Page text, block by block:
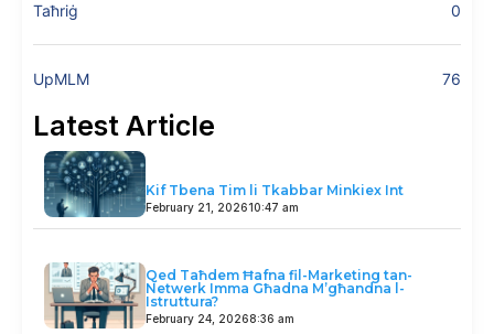
Taħriġ 0
UpMLM 76
Latest Article
February 21, 202610:47 am
Kif Tbena Tim li Tkabbar Minkiex Int
February 24, 20268:36 am
Qed Taħdem Ħafna fil-Marketing tan-
Netwerk Imma Għadna M’għandna l-
Istruttura?